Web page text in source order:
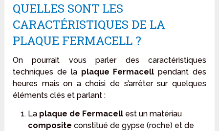
QUELLES SONT LES
CARACTÉRISTIQUES DE LA
PLAQUE FERMACELL ?
On pourrait vous parler des caractéristiques
techniques de la plaque Fermacell pendant des
heures mais on a choisi de s’arrêter sur quelques
éléments clés et parlant :
La plaque de Fermacellest un matériau
composite constitué de gypse (roche) et de